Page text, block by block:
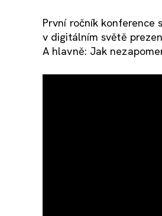
První ročník konference
v digitálním světě
A hlavně: Jak